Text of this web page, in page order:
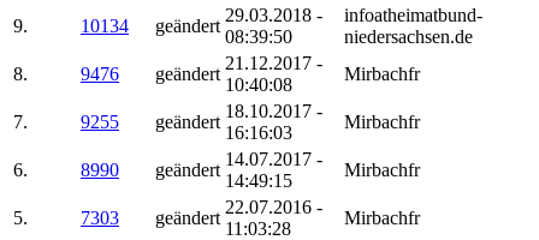
9. 10134 geändert
29.03.2018 -
08:39:50
infoatheimatbund-
niedersachsen.de
8.
9476 geändert
21.12.2017 -
10:40:08
Mirbachfr
7. 9255 geändert
18.10.2017 -
16:16:03
Mirbachfr
6. 8990 geändert
14.07.2017 -
14:49:15
Mirbachfr
5. 7303 geändert
22.07.2016 -
11:03:28
Mirbachfr